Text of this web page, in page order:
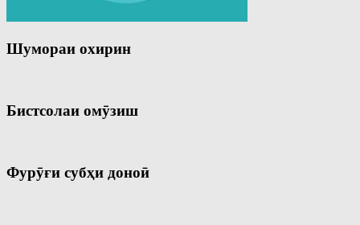
Шумораи охирин
Бистсолаи омӯзиш
Фурӯғи субҳи доноӣ